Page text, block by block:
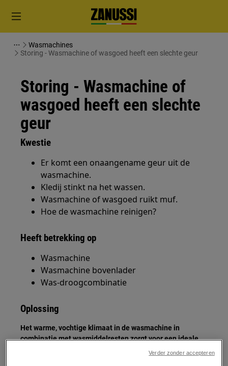
Wasmachines
Storing - Wasmachine of wasgoed heeft een slechte geur
Storing - Wasmachine of
wasgoed heeft een slechte
geur
Kwestie
Er komt een onaangename geur uit de
wasmachine.
Kledij stinkt na het wassen.
Wasmachine of wasgoed ruikt muf.
Hoe de wasmachine reinigen?
Heeft betrekking op
Wasmachine
Wasmachine bovenlader
Was-droogcombinatie
Oplossing
Het warme, vochtige klimaat in de wasmachine in
combinatie met wasmiddelresten zorgt voor een ideale
voedingsbodem voor verschillende micro-organismen.
Verder zonder accepteren